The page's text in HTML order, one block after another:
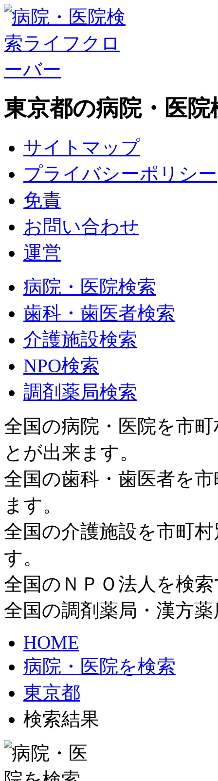
東京都の病院・医
サイトマップ
プライバシーポリシー
免責
お問い合わせ
運営
病院・医院検索
歯科・歯医者検索
介護施設検索
NPO検索
調剤薬局検索
全国の病院・医院を市
とが出来ます。
全国の歯科・歯医者を
ます。
全国の介護施設を市町
す。
全国のＮＰＯ法人を検
全国の調剤薬局・漢方
HOME
病院・医院を検索
東京都
検索結果